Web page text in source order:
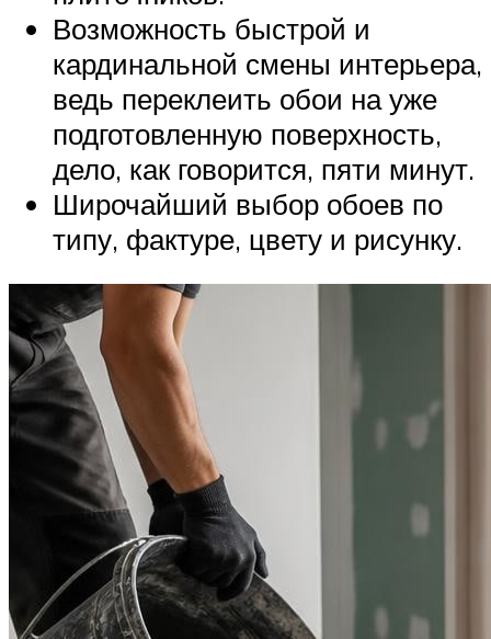
Возможность быстрой и
кардинальной смены интерьера,
ведь переклеить обои на уже
подготовленную поверхность,
дело, как говорится, пяти минут.
Широчайший выбор обоев по
типу, фактуре, цвету и рисунку.